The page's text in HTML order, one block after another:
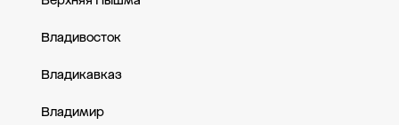
Владивосток
Владикавказ
Владимир